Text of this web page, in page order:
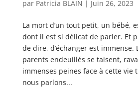
par Patricia BLAIN | Juin 26, 2023
La mort d’un tout petit, un bébé,
dont il est si délicat de parler. Et
de dire, d’échanger est immense.
parents endeuillés se taisent,
immenses peines face à cette vie
nous parlons...